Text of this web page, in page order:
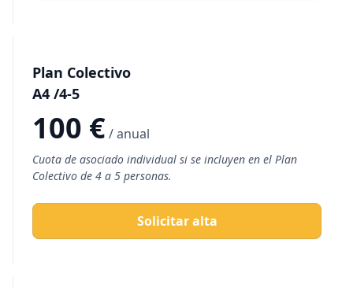
Plan Colectivo
A4 /4-5
100 €/ anual
Cuota de asociado individual si se incluyen en el Plan
Colectivo de 4 a 5 personas.
Solicitar alta